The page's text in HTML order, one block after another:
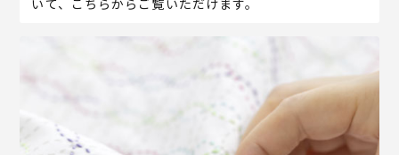
いて、こちらからご覧いただけます。